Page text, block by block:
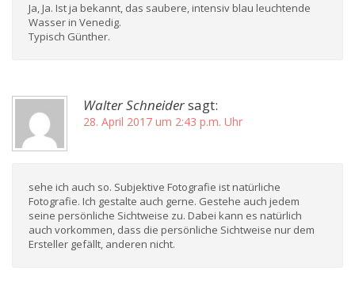
Ja, Ja. Ist ja bekannt, das saubere, intensiv blau leuchtende
Wasser in Venedig.
Typisch Günther.
Walter Schneidersagt:
28. April 2017 um 2:43 p.m. Uhr
sehe ich auch so. Subjektive Fotografie ist natürliche
Fotografie. Ich gestalte auch gerne. Gestehe auch jedem
seine persönliche Sichtweise zu. Dabei kann es natürlich
auch vorkommen, dass die persönliche Sichtweise nur dem
Ersteller gefällt, anderen nicht.